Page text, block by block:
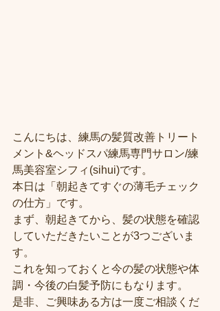
こんにちは、練馬の髪質改善トリート
メント&ヘッドスパ練馬専門サロン/練
馬美容室シフィ(sihui)です。
本日は「朝起きてすぐの薄毛チェック
の仕方」です。
まず、朝起きてから、髪の状態を確認
していただきたいことが3つございま
す。
これを知っておくと今の髪の状態や体
調・今後の白髪予防にもなります。
是非、ご興味ある方は一度ご相談くだ